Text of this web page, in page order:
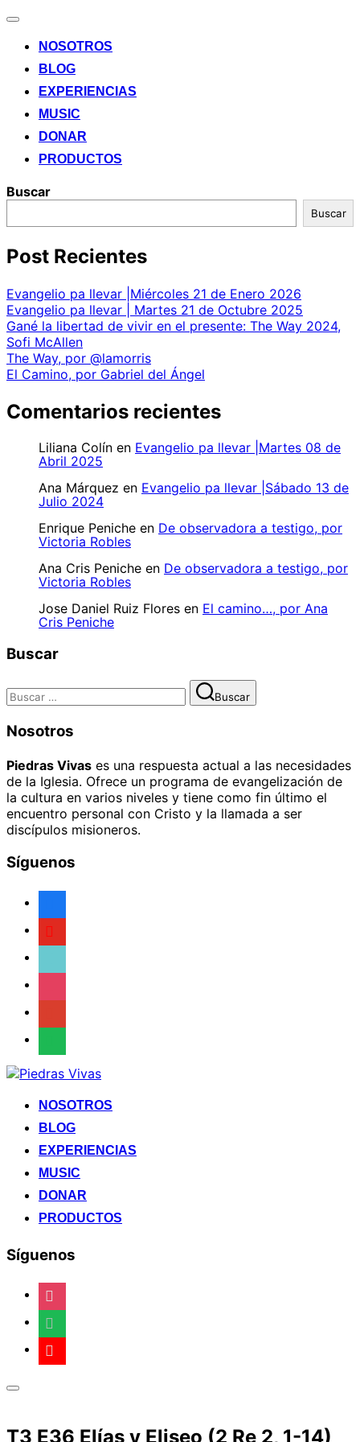
Alternar
navegación
NOSOTROS
BLOG
EXPERIENCIAS
MUSIC
DONAR
PRODUCTOS
Buscar
Buscar
Post Recientes
Evangelio pa llevar |Miércoles 21 de Enero 2026
Evangelio pa llevar | Martes 21 de Octubre 2025
Gané la libertad de vivir en el presente: The Way 2024,
Sofi McAllen
The Way, por @lamorris
El Camino, por Gabriel del Ángel
Comentarios recientes
Liliana Colín en Evangelio pa llevar |Martes 08 de
Abril 2025
Ana Márquez en Evangelio pa llevar |Sábado 13 de
Julio 2024
Enrique Peniche en De observadora a testigo, por
Victoria Robles
Ana Cris Peniche en De observadora a testigo, por
Victoria Robles
Jose Daniel Ruiz Flores en El camino…, por Ana
Cris Peniche
Buscar
Buscar:
Buscar
Nosotros
Piedras Vivas es una respuesta actual a las necesidades
de la Iglesia. Ofrece un programa de evangelización de
la cultura en varios niveles y tiene como fin último el
encuentro personal con Cristo y la llamada a ser
discípulos misioneros.
Síguenos
facebook
youtube
tiktok
instagram
google
spotify
Saltar
contenidoNOSOTROS
BLOG
EXPERIENCIAS
MUSIC
DONAR
PRODUCTOS
Síguenos
instagram
spotify
youtube
Alternar
lateral
T3 E36 Elías y Eliseo (2 Re 2, 1-14)